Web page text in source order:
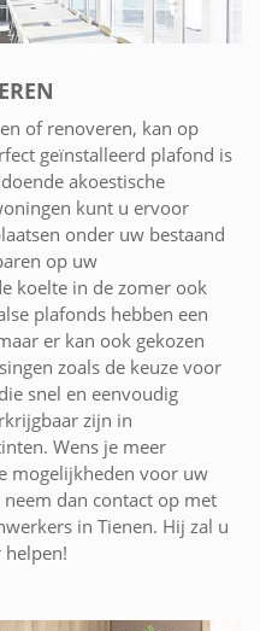
of renoveren, kan op
geïnstalleerd plafond is
akoestische
kunt u ervoor
onder uw bestaand
op uw
koelte in de zomer ook
plafonds hebben een
er kan ook gekozen
zoals de keuze voor
snel en eenvoudig
zijn in
Wens je meer
mogelijkheden voor uw
dan contact op met
in Tienen. Hij zal u
helpen!